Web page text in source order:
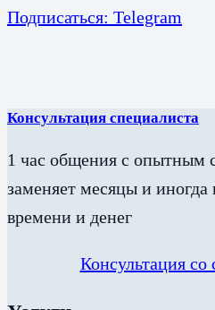
Подписаться: Telegram
Консультация специалиста
1 час общения с опытным
заменяет месяцы и иногда
времени и денег
Консультация со